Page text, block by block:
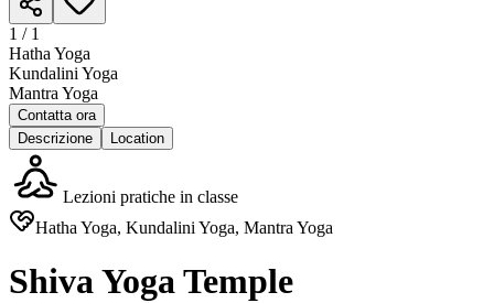
1 / 1
Hatha Yoga
Kundalini Yoga
Mantra Yoga
Contatta ora
Descrizione
Location
Lezioni pratiche in classe
Hatha Yoga, Kundalini Yoga, Mantra Yoga
Shiva Yoga Temple